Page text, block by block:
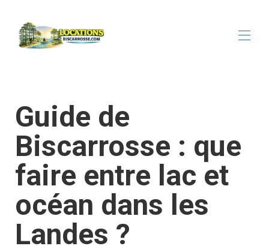
Наши дома для отдыха на озере Бискарросс
Связаться с нами
Уведомление
Путеводитель по Бискарроссу
Guide de
Biscarrosse : que
faire entre lac et
océan dans les
Landes ?